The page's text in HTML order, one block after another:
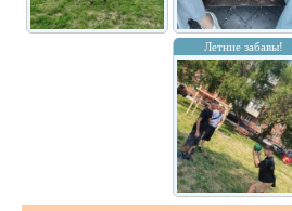
Летние забавы!